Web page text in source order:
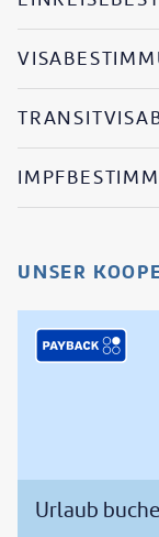
UNSER
Urlaub